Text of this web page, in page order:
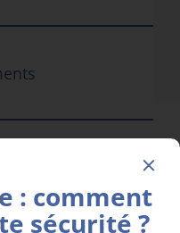
: comment
sécurité ?